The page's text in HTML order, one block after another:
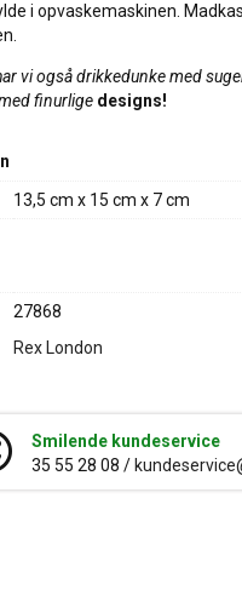
i opvaskemaskinen.
vi også drikkedunke med
finurlige designs!
13,5 cm x 15 cm x 7 cm
27868
Rex London
Smilende kundeservice
35 55 28 08 /